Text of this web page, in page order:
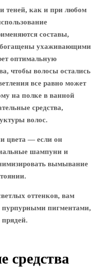
теней, как и при любом
составы,
ухаживающими
оптимальную
чтобы волосы остались
все равно может
на полке в ванной
средства,
волос.
цвета — если он
шампуни и
вымывание
оттенков, вам
пурпурными пигментами,
средства